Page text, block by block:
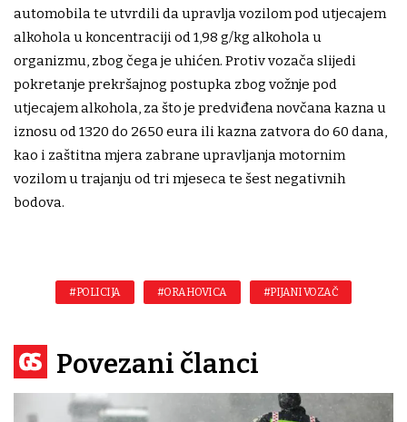
automobila te utvrdili da upravlja vozilom pod utjecajem
alkohola u koncentraciji od 1,98 g/kg alkohola u
organizmu, zbog čega je uhićen. Protiv vozača slijedi
pokretanje prekršajnog postupka zbog vožnje pod
utjecajem alkohola, za što je predviđena novčana kazna u
iznosu od 1320 do 2650 eura ili kazna zatvora do 60 dana,
kao i zaštitna mjera zabrane upravljanja motornim
vozilom u trajanju od tri mjeseca te šest negativnih
bodova.
#POLICIJA #ORAHOVICA #PIJANI VOZAČ
Povezani članci